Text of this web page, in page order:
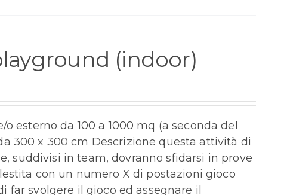
(indoor)
esterno da 100 a 1000 mq (a seconda del
300 x 300 cm Descrizione questa attività di
suddivisi in team, dovranno sfidarsi in prove
con un numero X di postazioni gioco
svolgere il gioco ed assegnare il